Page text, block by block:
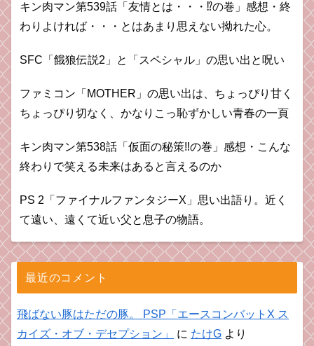
キン肉マン第539話「友情とは・・・⁉︎の巻」感想・終
わりよければ・・・とはあまり思えない拗れた心。
SFC「餓狼伝説2」と「スペシャル」の思い出と呪い
ファミコン「MOTHER」の思い出は、ちょっぴり甘く
ちょっぴり切なく、かなりこっ恥ずかしい青春の一頁
キン肉マン第538話「仮面の秘策‼︎の巻」感想・こんな
終わりで笑える未来はあると言えるのか
PS 2「ファイナルファンタジーX」思い出語り。近く
て遠い、遠くて近い父と息子の物語。
最近のコメント
飛ばない豚はただの豚。 PSP「エースコンバットX ス
カイズ・オブ・デセプション」
に たけG より